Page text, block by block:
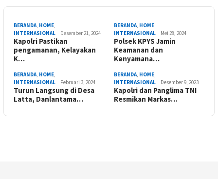
BERANDA, HOME,
INTERNASIONAL
Desember 21, 2024
Kapolri Pastikan
pengamanan, Kelayakan
K…
BERANDA, HOME,
INTERNASIONAL
Mei 28, 2024
Polsek KPYS Jamin
Keamanan dan
Kenyamana…
BERANDA, HOME,
INTERNASIONAL
Februari 3, 2024
Turun Langsung di Desa
Latta, Danlantama…
BERANDA, HOME,
INTERNASIONAL
Desember 9, 2023
Kapolri dan Panglima TNI
Resmikan Markas…